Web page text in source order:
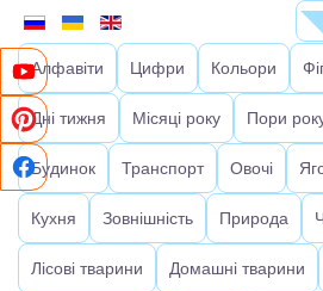
Алфавіти Цифри Кольори
Дні тижня Місяці року Пори
Будинок Транспорт Овочі
Кухня Зовнішність Природа
Лісові тварини Домашні тварини